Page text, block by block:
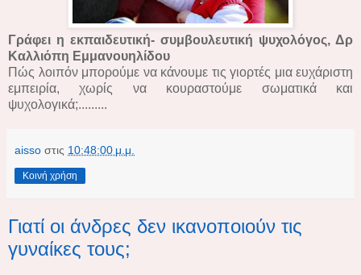
Γράφει η εκπαιδευτική- συμβουλευτική ψυχολόγος, Δρ
Καλλιόπη Εμμανουηλίδου
Πώς λοιπόν μπορούμε να κάνουμε τις γιορτές μια ευχάριστη
εμπειρία, χωρίς να κουραστούμε σωματικά και
ψυχολογικά;.........
aisso στις 10:48:00 μ.μ.
Κοινή χρήση
Γιατί οι άνδρες δεν ικανοποιούν τις
γυναίκες τους;